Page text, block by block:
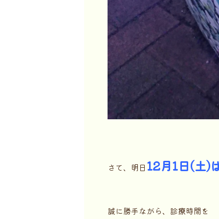
さて、明日 12月1日(土)
誠に勝手ながら、診療時間を